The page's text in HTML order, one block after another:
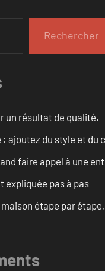
Rechercher
un résultat de qualité.
: ajoutez du style et du
faire appel à une
expliquée pas à pas
étape par